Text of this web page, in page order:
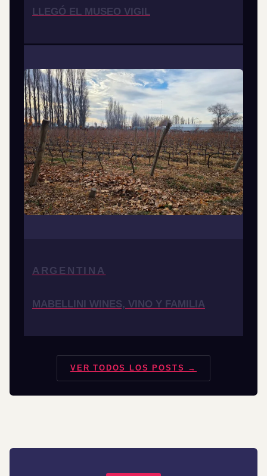
LLEGÓ EL MUSEO VIGIL
ARGENTINA
MABELLINI WINES, VINO Y FAMILIA
VER TODOS LOS POSTS →